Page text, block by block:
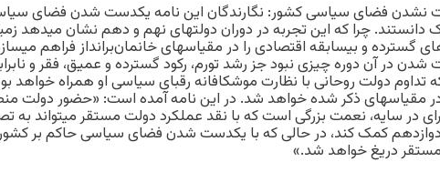
نشدن فضای سیاسی کشور: نگارندگان این نامه یکدست شدن فضای
دانستند. چرا که این تجربه در دوران دولت‏های نهم و دهم نشان می‏دهد
گسترده و بی‏سابقه اقتصادی را در مقیاس‏های خانمان‌برانداز فراهم
در آن دوره چیزی نبود جز رشد تورم، رکود گسترده و عمیق، فقر و
تداوم دولت روحانی با نظارت موشکافانه رقبای سیاسی او همراه خواهد
مقیاس‏های ذکر شده خواهد شد. در این نامه آمده است: «حضور دولت
در سایه، نعمت بزرگی است که با نقد عملکرد دولت مستقر می‏تواند
کمک کند، در حالی که با یکدست شدن فضای سیاسی حاکم بر
دریغ خواهد شد.»